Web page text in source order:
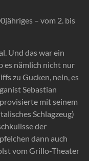
– vom 2. bis
Und das war ein
es nämlich nicht nur
zu Gucken, nein, es
Sebastian
mit seinem
Schlagzeug)
der
dann auch
vom Grillo-Theater